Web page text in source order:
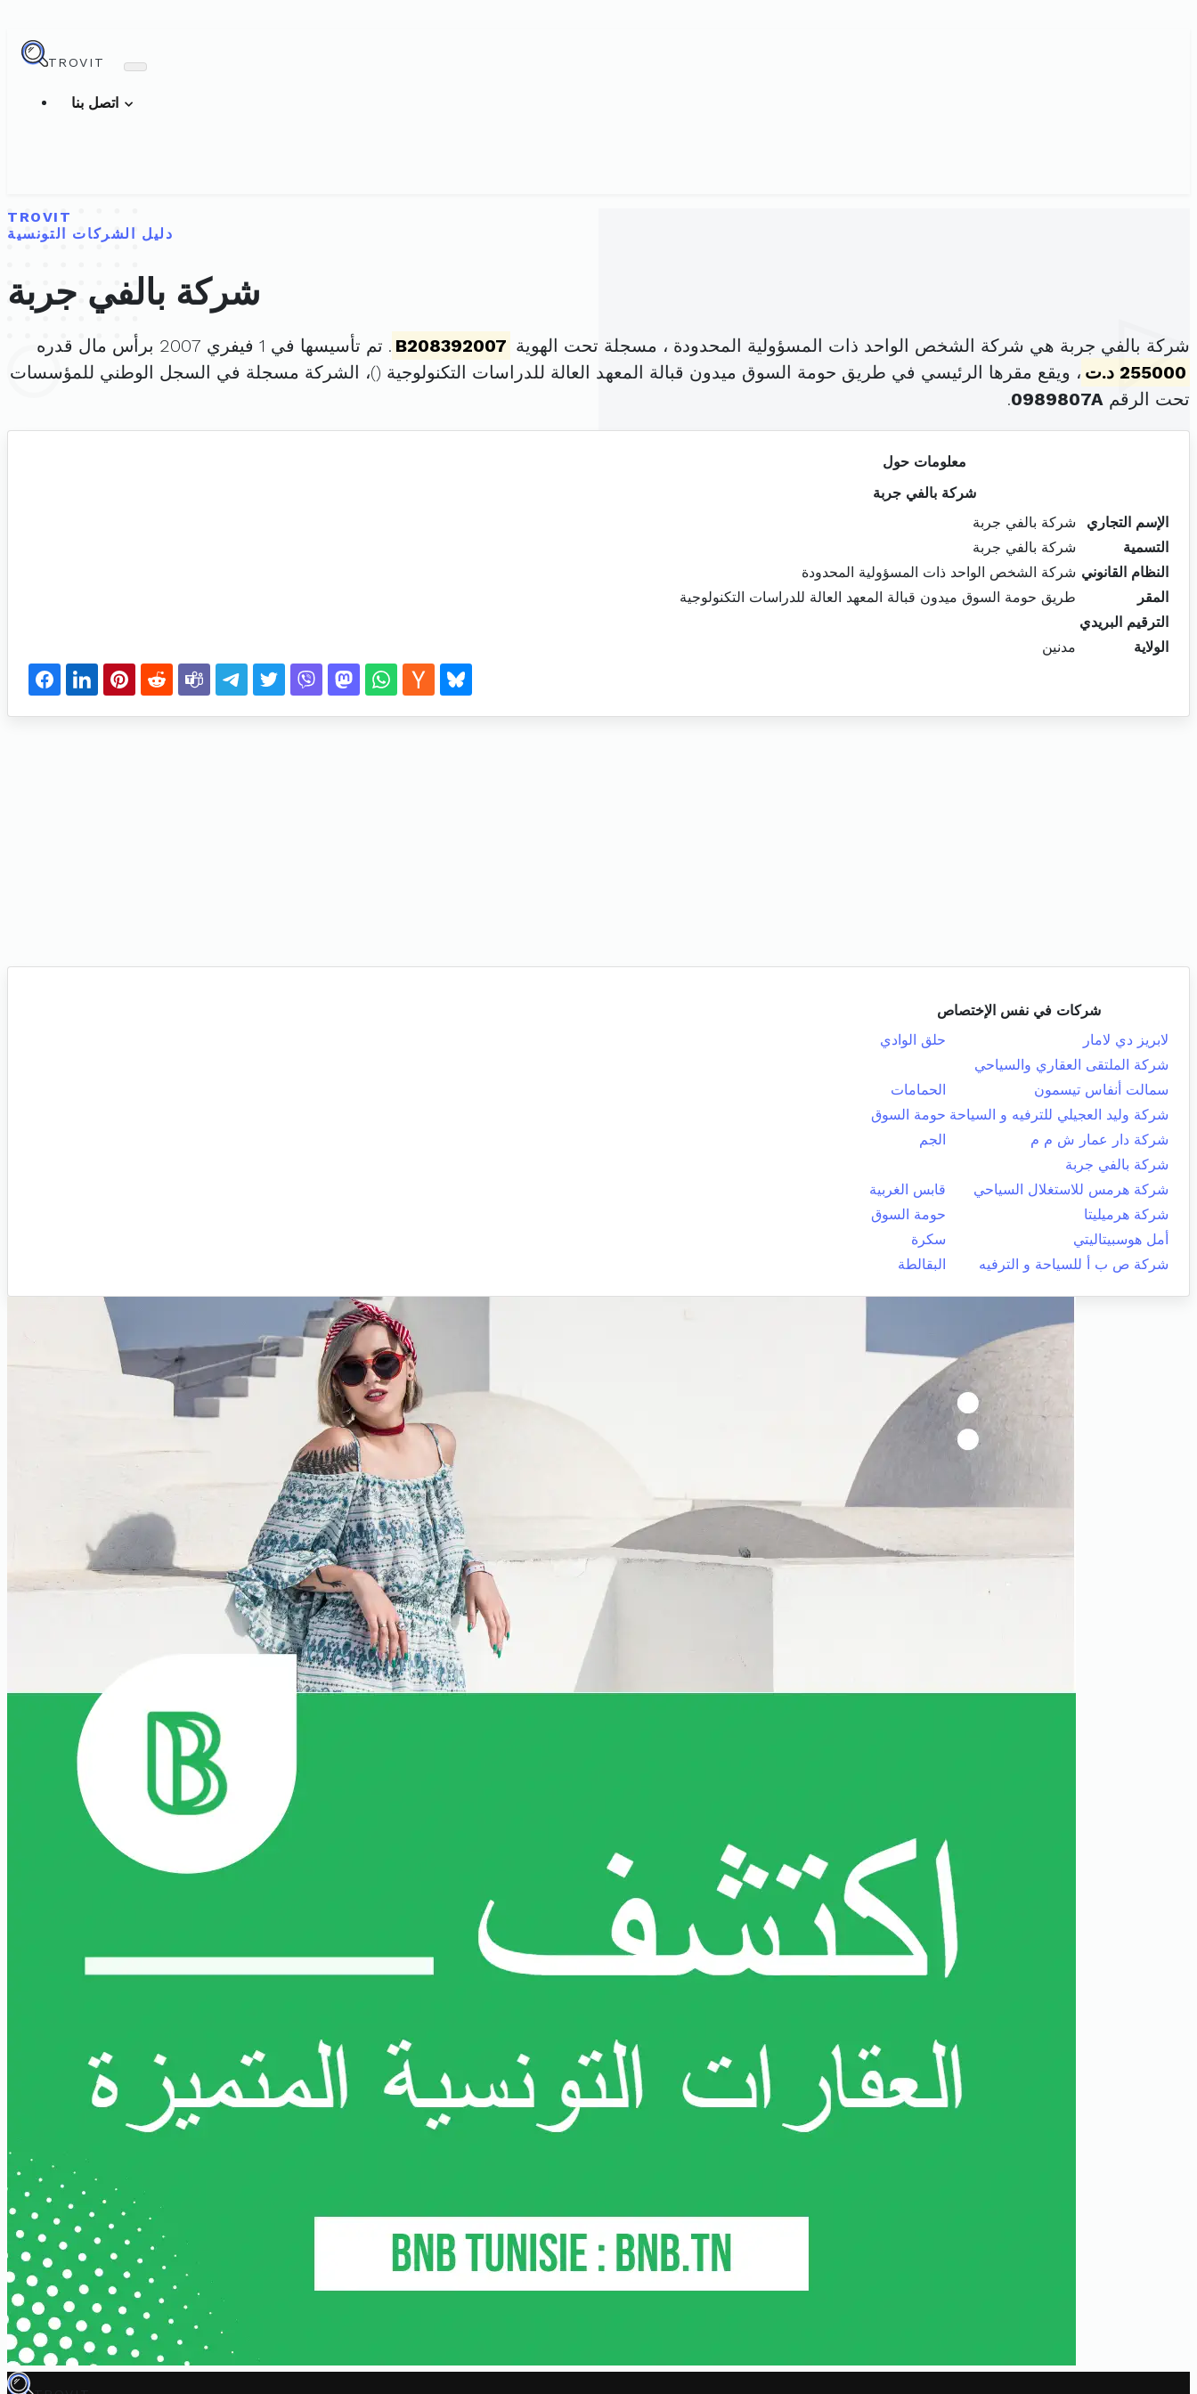
TROVIT
TROVIT
دليل الشركات التونسية
شركة بالفي جربة
شركة بالفي جربة هي شركة الشخص الواحد ذات المسؤولية المحدودة ، مسجلة تحت الهوية B208392007 . تم تأسيسها في 1 فيفري 2007 برأس مال قدره
255000 د.ت
، ويقع مقرها الرئيسي في طريق حومة السوق ميدون قبالة المعهد العالة للدراسات التكنولوجية ()، الشركة مسجلة في السجل الوطني للمؤسسات
تحت الرقم 0989807A
.
معلومات حول
شركة بالفي جربة
الإسم التجاري
شركة بالفي جربة
التسمية
شركة بالفي جربة
النظام القانوني شركة الشخص الواحد ذات المسؤولية المحدودة
المقر
طريق حومة السوق ميدون قبالة المعهد العالة للدراسات التكنولوجية
الترقيم البريدي
الولاية
مدنين
شركات في نفس الإختصاص
لابريز دي لامار
حلق الوادي
شركة الملتقى العقاري والسياحي
سمالت أنفاس تيسمون
الحمامات
شركة وليد العجيلي للترفيه و السياحة حومة السوق
شركة دار عمار ش م م
الجم
شركة بالفي جربة
شركة هرمس للاستغلال السياحي
قابس الغربية
شركة هرميليتا
حومة السوق
أمل هوسبيتاليتي
سكرة
شركة ص ب أ للسياحة و الترفيه
البقالطة